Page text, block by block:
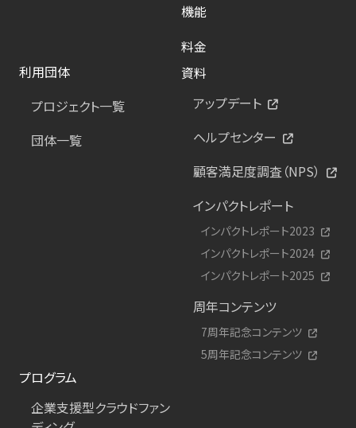
機能
料金
利用団体
プロジェクト一覧
団体一覧
資料
アップデート
ヘルプセンター
顧客満足度調査（NPS）
インパクトレポート
インパクトレポート2023
インパクトレポート2024
インパクトレポート2025
周年コンテンツ
7周年記念コンテンツ
5周年記念コンテンツ
プログラム
企業支援型クラウドファン